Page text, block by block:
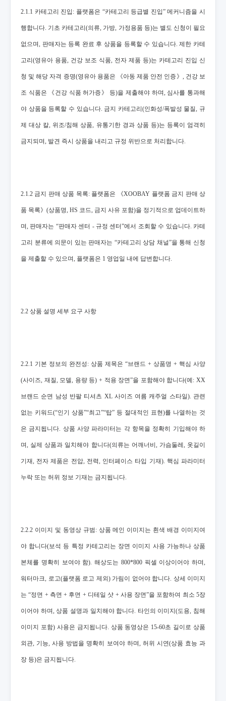
2.1.1 카테고리 진입: 플랫폼은 “카테고리 등급별 진입” 메커니즘을 시
행합니다. 기초 카테고리(의류, 가방, 가정용품 등)는 별도 신청이 필요
없으며, 판매자는 등록 완료 후 상품을 등록할 수 있습니다. 제한 카테
고리(영유아 용품, 건강 보조 식품, 전자 제품 등)는 카테고리 진입 신
청 및 해당 자격 증명(영유아 용품은 《아동 제품 안전 인증》, 건강 보
조 식품은 《건강 식품 허가증》 등)을 제출해야 하며, 심사를 통과해
야 상품을 등록할 수 있습니다. 금지 카테고리(인화성/폭발성 물질, 규
제 대상 칼, 위조/침해 상품, 유통기한 경과 상품 등)는 등록이 엄격히
금지되며, 발견 즉시 상품을 내리고 규정 위반으로 처리합니다.
2.1.2 금지 판매 상품 목록: 플랫폼은 《XOOBAY 플랫폼 금지 판매 상
품 목록》(상품명, HS 코드, 금지 사유 포함)을 정기적으로 업데이트하
며, 판매자는 “판매자 센터 - 규정 센터”에서 조회할 수 있습니다. 카테
고리 분류에 의문이 있는 판매자는 “카테고리 상담 채널”을 통해 신청
을 제출할 수 있으며, 플랫폼은 1 영업일 내에 답변합니다.
2.2 상품 설명 세부 요구 사항
2.2.1 기본 정보의 완전성: 상품 제목은 “브랜드 + 상품명 + 핵심 사양
(사이즈, 재질, 모델, 용량 등) + 적용 장면”을 포함해야 합니다(예: XX
브랜드 순면 남성 반팔 티셔츠 XL 사이즈 여름 캐주얼 스타일). 관련
없는 키워드(“인기 상품”“최고”“탑” 등 절대적인 표현)를 나열하는 것
은 금지됩니다. 상품 사양 파라미터는 각 항목을 정확히 기입해야 하
며, 실제 상품과 일치해야 합니다(의류는 어깨너비, 가슴둘레, 옷길이
기재, 전자 제품은 전압, 전력, 인터페이스 타입 기재). 핵심 파라미터
누락 또는 허위 정보 기재는 금지됩니다.
2.2.2 이미지 및 동영상 규범: 상품 메인 이미지는 흰색 배경 이미지여
야 합니다(보석 등 특정 카테고리는 장면 이미지 사용 가능하나 상품
본체를 명확히 보여야 함). 해상도는 800*800 픽셀 이상이어야 하며,
워터마크, 로고(플랫폼 로고 제외) 가림이 없어야 합니다. 상세 이미지
는 “정면 + 측면 + 후면 + 디테일 샷 + 사용 장면”을 포함하여 최소 5장
이어야 하며, 상품 설명과 일치해야 합니다. 타인의 이미지(도용, 침해
이미지 포함) 사용은 금지됩니다. 상품 동영상은 15-60초 길이로 상품
외관, 기능, 사용 방법을 명확히 보여야 하며, 허위 시연(상품 효능 과
장 등)은 금지됩니다.